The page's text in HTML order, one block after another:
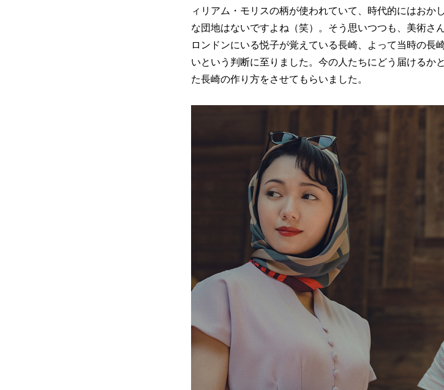
ィリアム・モリスの柄が使われていて、時代的にはおか
な団地はないですよね（笑）。そう思いつつも、美術さ
ロンドンにいる悦子が覚えている長崎、よって当時の長
いという判断に至りました。今の人たちにどう届けるか
た長崎の作り方をさせてもらいました。